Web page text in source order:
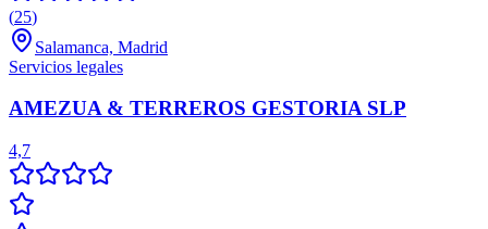
(25)
Salamanca, Madrid
Servicios legales
AMEZUA & TERREROS GESTORIA SLP
4,7